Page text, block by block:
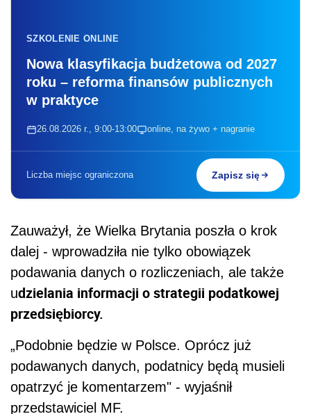
SZKOLENIE ONLINE
Nowa klasyfikacja budżetowa od 2027
roku – reforma finansów publicznych
w praktyce
26.08.2026 r., 9:00-13:00 online, na żywo + nagranie
Liczba miejsc ograniczona Zapisz się
Zauważył, że Wielka Brytania poszła o krok
dalej - wprowadziła nie tylko obowiązek
podawania danych o rozliczeniach, ale także
udzielania informacji o strategii podatkowej
przedsiębiorcy.
„Podobnie będzie w Polsce. Oprócz już
podawanych danych, podatnicy będą musieli
opatrzyć je komentarzem" - wyjaśnił
przedstawiciel MF.